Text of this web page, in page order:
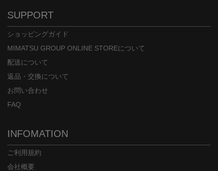
SUPPORT
ショッピングガイド
MIMATSU GROUP ONLINE STOREについて
配送について
返品・交換について
お問い合わせ
FAQ
INFOMATION
ご利用規約
会社概要